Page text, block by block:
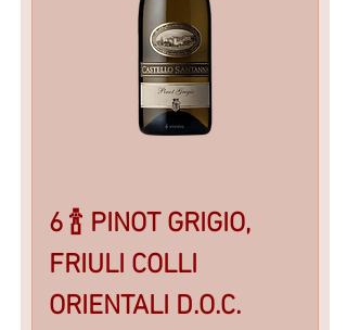
6 🍾 PINOT GRIGIO,
FRIULI COLLI
ORIENTALI D.O.C.